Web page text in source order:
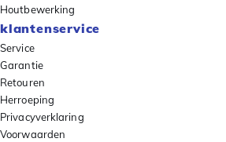
Houtbewerking
klantenservice
Service
Garantie
Retouren
Herroeping
Privacyverklaring
Voorwaarden